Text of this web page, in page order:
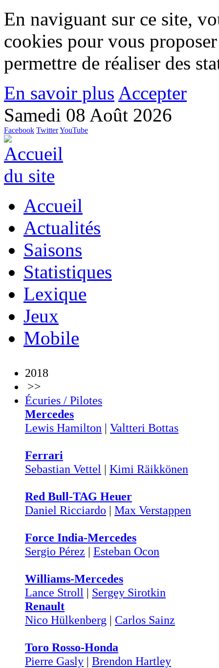
En naviguant sur ce site,
cookies pour vous
permettre de réaliser des
En savoir plus Accepter
Samedi 08 Août 2026
Facebook TwitterYouTube
Accueil
Actualités
Saisons
Statistiques
Lexique
Jeux
Mobile
2018
>>
Écuries / Pilotes
Mercedes
Lewis Hamilton | Valtteri Bottas
Ferrari
Sebastian Vettel | Kimi Räikkönen
Red Bull-TAG Heuer
Daniel Ricciardo | Max Verstappen
Force India-Mercedes
Sergio Pérez | Esteban Ocon
Williams-Mercedes
Lance Stroll | Sergey Sirotkin
Renault
Nico Hülkenberg | Carlos Sainz
Toro Rosso-Honda
Pierre Gasly | Brendon Hartley